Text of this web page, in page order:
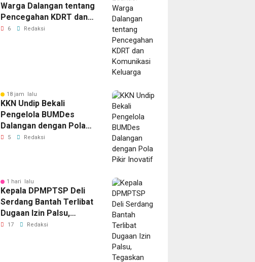
Warga Dalangan tentang
Pencegahan KDRT dan
Komunikasi Keluarga
6 Redaksi
18 jam lalu
KKN Undip Bekali
Pengelola BUMDes
Dalangan dengan Pola
Pikir Inovatif
5 Redaksi
1 hari lalu
Kepala DPMPTSP Deli
Serdang Bantah Terlibat
Dugaan Izin Palsu,
Tegaskan Proses
17 Redaksi